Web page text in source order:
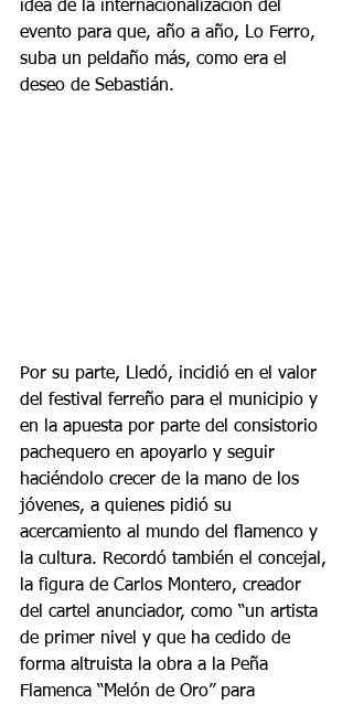
idea de la internacionalización del
evento para que, año a año, Lo Ferro,
suba un peldaño más, como era el
deseo de Sebastián.
Por su parte, Lledó, incidió en el valor
del festival ferreño para el municipio y
en la apuesta por parte del consistorio
pachequero en apoyarlo y seguir
haciéndolo crecer de la mano de los
jóvenes, a quienes pidió su
acercamiento al mundo del flamenco y
la cultura. Recordó también el concejal,
la figura de Carlos Montero, creador
del cartel anunciador, como “un artista
de primer nivel y que ha cedido de
forma altruista la obra a la Peña
Flamenca “Melón de Oro” para